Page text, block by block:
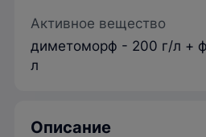
Активное вещество
диметоморф - 200 г/л +
л
Описание